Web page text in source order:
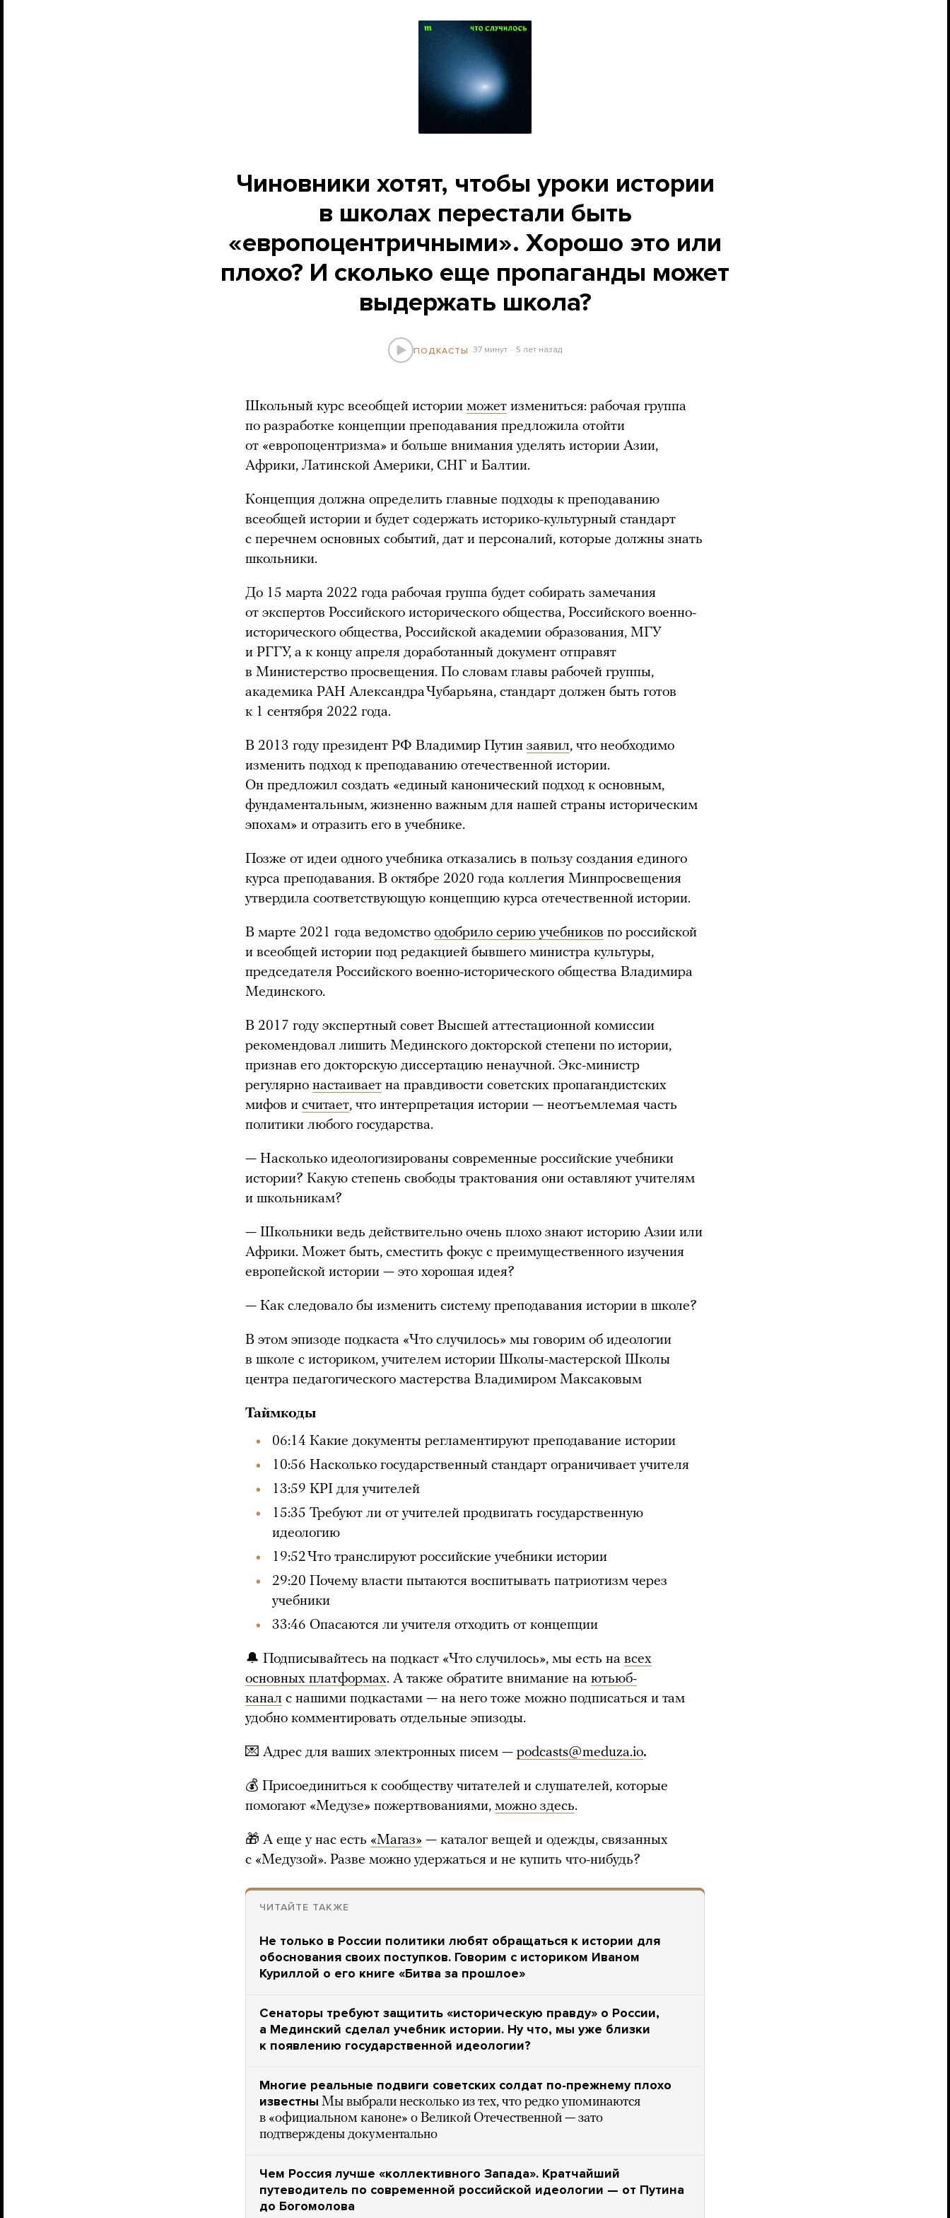
Чиновники хотят, чтобы уроки истории
в школах перестали быть
«европоцентричными». Хорошо это или
плохо? И сколько еще пропаганды может
выдержать школа?
ПОДКАСТЫ 37 минут 5 лет назад
Школьный курс всеобщей истории может измениться: рабочая группа
по разработке концепции преподавания предложила отойти
от «европоцентризма» и больше внимания уделять истории Азии,
Африки, Латинской Америки, СНГ и Балтии.
Концепция должна определить главные подходы к преподаванию
всеобщей истории и будет содержать историко-культурный стандарт
с перечнем основных событий, дат и персоналий, которые должны знать
школьники.
До 15 марта 2022 года рабочая группа будет собирать замечания
от экспертов Российского исторического общества, Российского военно-
исторического общества, Российской академии образования, МГУ
и РГГУ, а к концу апреля доработанный документ отправят
в Министерство просвещения. По словам главы рабочей группы,
академика РАН Александра Чубарьяна, стандарт должен быть готов
к 1 сентября 2022 года.
В 2013 году президент РФ Владимир Путин заявил, что необходимо
изменить подход к преподаванию отечественной истории.
Он предложил создать «единый канонический подход к основным,
фундаментальным, жизненно важным для нашей страны историческим
эпохам» и отразить его в учебнике.
Позже от идеи одного учебника отказались в пользу создания единого
курса преподавания. В октябре 2020 года коллегия Минпросвещения
утвердила соответствующую концепцию курса отечественной истории.
В марте 2021 года ведомство одобрило серию учебников по российской
и всеобщей истории под редакцией бывшего министра культуры,
председателя Российского военно-исторического общества Владимира
Мединского.
В 2017 году экспертный совет Высшей аттестационной комиссии
рекомендовал лишить Мединского докторской степени по истории,
признав его докторскую диссертацию ненаучной. Экс-министр
регулярно настаивает на правдивости советских пропагандистских
мифов и считает, что интерпретация истории — неотъемлемая часть
политики любого государства.
— Насколько идеологизированы современные российские учебники
истории? Какую степень свободы трактования они оставляют учителям
и школьникам?
— Школьники ведь действительно очень плохо знают историю Азии или
Африки. Может быть, сместить фокус с преимущественного изучения
европейской истории — это хорошая идея?
— Как следовало бы изменить систему преподавания истории в школе?
В этом эпизоде подкаста «Что случилось» мы говорим об идеологии
в школе с историком, учителем истории Школы-мастерской Школы
центра педагогического мастерства Владимиром Максаковым
Таймкоды
06:14 Какие документы регламентируют преподавание истории
10:56 Насколько государственный стандарт ограничивает учителя
13:59 KPI для учителей
15:35 Требуют ли от учителей продвигать государственную
идеологию
19:52 Что транслируют российские учебники истории
29:20 Почему власти пытаются воспитывать патриотизм через
учебники
33:46 Опасаются ли учителя отходить от концепции
🔔 Подписывайтесь на подкаст «Что случилось», мы есть на всех
основных платформах. А также обратите внимание на ютьюб-
канал с нашими подкастами — на него тоже можно подписаться и там
удобно комментировать отдельные эпизоды.
💌 Адрес для ваших электронных писем — podcasts@meduza.io.
💰 Присоединиться к сообществу читателей и слушателей, которые
помогают «Медузе» пожертвованиями, можно здесь.
🎁 А еще у нас есть «Магаз» — каталог вещей и одежды, связанных
с «Медузой». Разве можно удержаться и не купить что-нибудь?
ЧИТАЙТЕ ТАКЖЕ
Не только в России политики любят обращаться к истории для
обоснования своих поступков. Говорим с историком Иваном
Куриллой о его книге «Битва за прошлое»
Сенаторы требуют защитить «историческую правду» о России,
а Мединский сделал учебник истории. Ну что, мы уже близки
к появлению государственной идеологии?
Многие реальные подвиги советских солдат по-прежнему плохо
известны Мы выбрали несколько из тех, что редко упоминаются
в «официальном каноне» о Великой Отечественной — зато
подтверждены документально
Чем Россия лучше «коллективного Запада». Кратчайший
путеводитель по современной российской идеологии — от Путина
до Богомолова